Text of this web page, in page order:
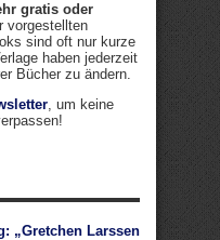
gratis oder
vorgestellten
sind oft nur kurze
haben jederzeit
Bücher zu ändern.
, um keine
„Gretchen Larssen